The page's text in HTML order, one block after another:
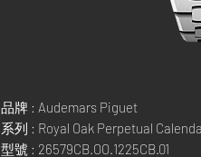
品牌 : Audemars Piguet
系列 : Royal Oak Perpetual
型號 : 26579CB.OO.1225CB.01